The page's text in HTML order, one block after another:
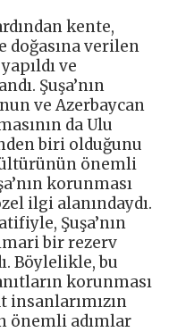
kente,
doğasına verilen
ve
Şuşa’nın
ve Azerbaycan
da Ulu
biri olduğunu
önemli
korunması
ilgi alanındaydı.
Şuşa’nın
bir rezerv
Böylelikle, bu
korunması
insanlarımızın
önemli adımlar